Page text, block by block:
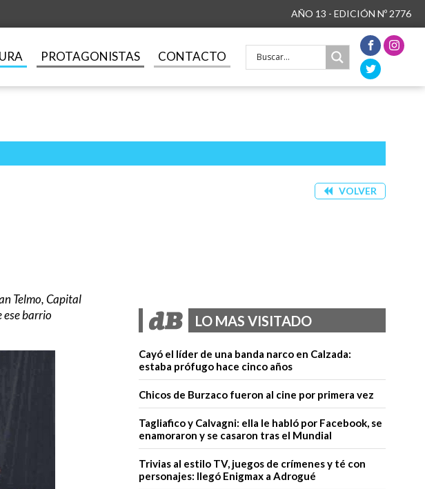
AÑO 13 - EDICIÓN Nº 2776
PROTAGONISTAS CONTACTO
VOLVER
Telmo, Capital
ese barrio
LO MAS VISITADO
Cayó el líder de una banda narco en Calzada:
estaba prófugo hace cinco años
Chicos de Burzaco fueron al cine por primera vez
Tagliafico y Calvagni: ella le habló por Facebook, se
enamoraron y se casaron tras el Mundial
Trivias al estilo TV, juegos de crímenes y té con
personajes: llegó Enigmax a Adrogué